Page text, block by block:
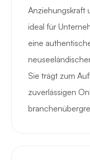
Anziehungskraft
ideal für
eine
Sie trägt zum
zuverlässigen